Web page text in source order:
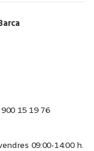
15 19 76
09:00-14:00 h.